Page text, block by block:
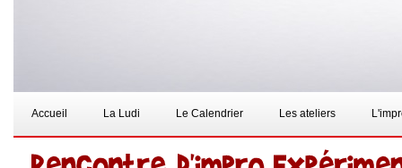
Accueil La Ludi Le Calendrier Les ateliers